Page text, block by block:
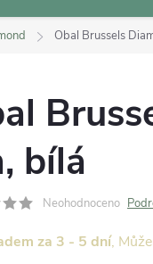
Obal Brussels
bílá
Neohodnoceno
za 3 - 5 dní